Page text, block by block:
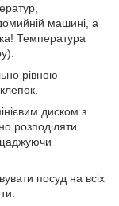
машині, а
Температура
рівною
диском з
розподіляти
посуд на всіх